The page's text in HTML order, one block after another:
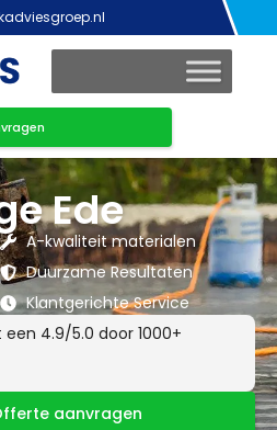
Ede
A-kwaliteit materialen
Duurzame Resultaten
Klantgerichte Service
een 4.9/5.0 door 1000+
aanvragen